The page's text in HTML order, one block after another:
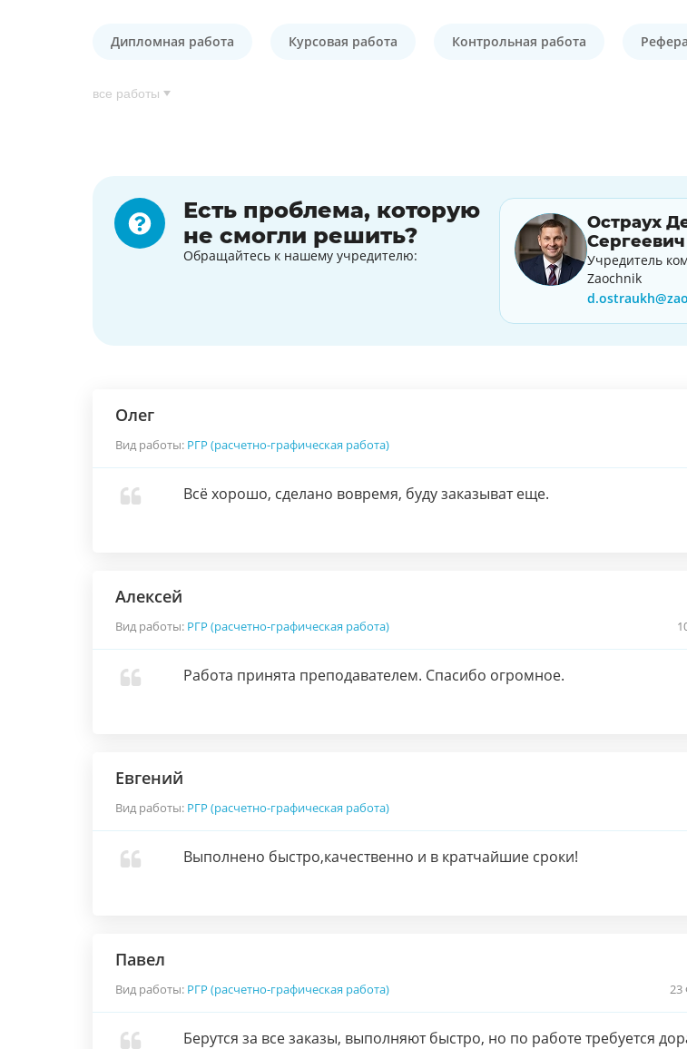
Дипломная работа Курсовая работа Контрольная работа
все работы
Есть проблема, которую
не смогли решить?
Обращайтесь к нашему учредителю:
Остраух
Сергеевич
Учредитель
Zaochnik
Олег
Вид работы: РГР (расчетно-графическая работа)
Всё хорошо, сделано вовремя, буду заказыват еще.
Алексей
Вид работы: РГР (расчетно-графическая работа)
Работа принята преподавателем. Спасибо огромное.
Евгений
Вид работы: РГР (расчетно-графическая работа)
Выполнено быстро,качественно и в кратчайшие сроки!
Павел
Вид работы: РГР (расчетно-графическая работа) 23
Берутся за все заказы, выполняют быстро, но по работе требуется